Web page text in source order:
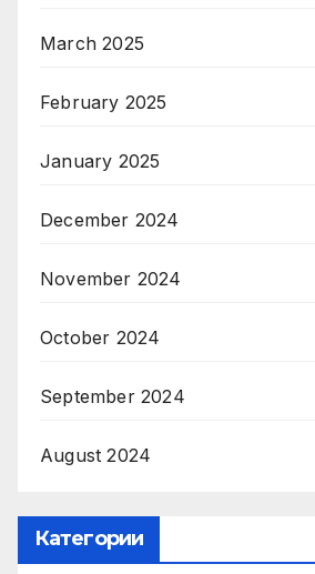
March 2025
February 2025
January 2025
December 2024
November 2024
October 2024
September 2024
August 2024
Категории